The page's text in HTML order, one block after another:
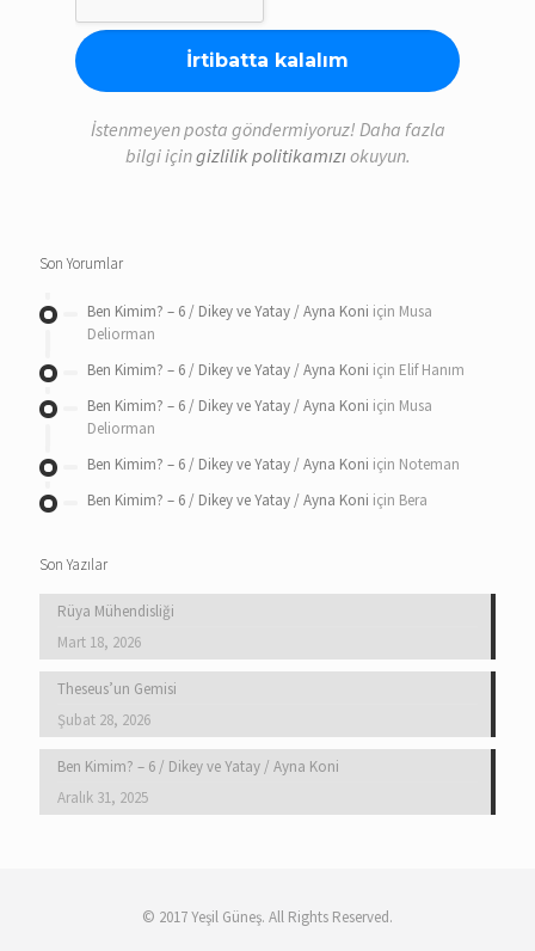
İstenmeyen posta göndermiyoruz! Daha fazla
bilgi içingizlilik politikamızıokuyun.
Son Yorumlar
Ben Kimim? – 6 / Dikey ve Yatay / Ayna Koni için Musa
Deliorman
Ben Kimim? – 6 / Dikey ve Yatay / Ayna Koni için Elif Hanım
Ben Kimim? – 6 / Dikey ve Yatay / Ayna Koni için Musa
Deliorman
Ben Kimim? – 6 / Dikey ve Yatay / Ayna Koni için Noteman
Ben Kimim? – 6 / Dikey ve Yatay / Ayna Koni için Bera
Son Yazılar
Rüya Mühendisliği
Mart 18, 2026
Theseus’un Gemisi
Şubat 28, 2026
Ben Kimim? – 6 / Dikey ve Yatay / Ayna Koni
Aralık 31, 2025
© 2017 Yeşil Güneş. All Rights Reserved.